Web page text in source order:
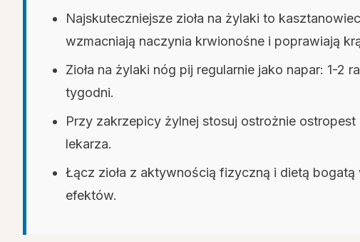
Najskuteczniejsze zioła na żylaki to
wzmacniają naczynia krwionośne i poprawiają
Zioła na żylaki nóg pij regularnie jako napar: 1-2
tygodni.
Przy zakrzepicy żylnej stosuj ostrożnie
lekarza.
Łącz zioła z aktywnością fizyczną i dietą
efektów.